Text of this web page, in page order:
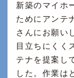
新築のマイホ
ためにアンテ
さんにお願い
目立ちにくく
テナを提案し
した。作業は